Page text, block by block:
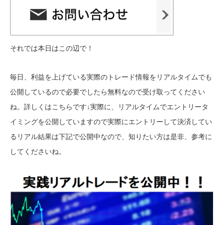
それでは本日はこの辺で！
毎日、利益を上げている実際のトレード情報をリアルタイムでも
公開しているので必要でしたら無料なので受け取ってください
ね。詳しくはこちらです↓実際に、リアルタイムでエントリータ
イミングを公開していますので実際にエントリーして決済してい
るリアル結果は下記で公開中なので、知りたい方は是非、参考に
してくださいね。